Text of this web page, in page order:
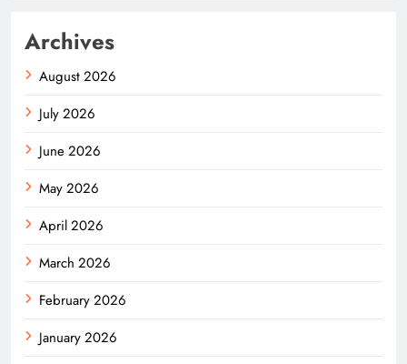
Archives
August 2026
July 2026
June 2026
May 2026
April 2026
March 2026
February 2026
January 2026